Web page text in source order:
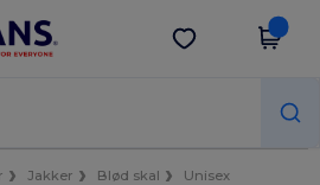
Hent app
Jakker Blød skal
Unisex